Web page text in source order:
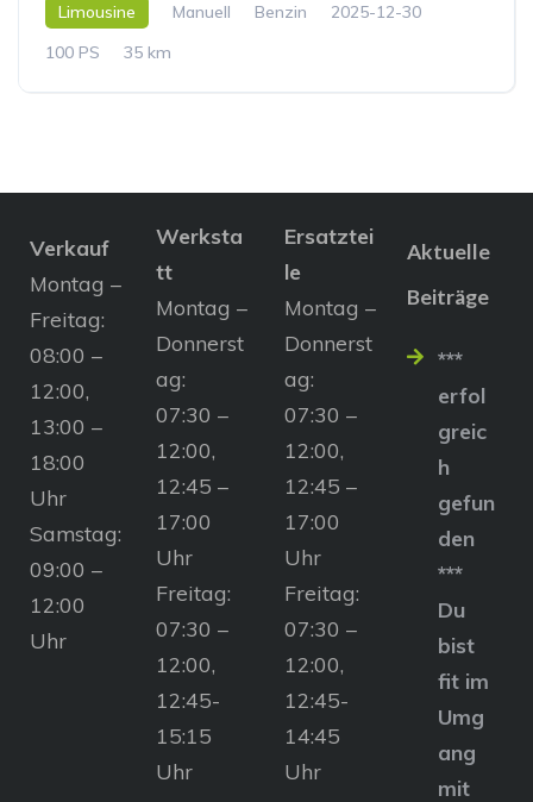
Limousine Manuell Benzin
2025-12-30
100 PS
35 km
Verkauf
Montag –
Freitag:
08:00 –
12:00,
13:00 –
18:00
Uhr
Samstag:
09:00 –
12:00
Uhr
Werksta
tt
Montag –
Donnerst
ag:
07:30 –
12:00,
12:45 –
17:00
Uhr
Freitag:
07:30 –
12:00,
12:45-
15:15
Uhr
Ersatztei
le
Montag –
Donnerst
ag:
07:30 –
12:00,
12:45 –
17:00
Uhr
Freitag:
07:30 –
12:00,
12:45-
14:45
Uhr
Aktuelle
Beiträge
***
erfol
greic
h
gefun
den
***
Du
bist
fit im
Umg
ang
mit